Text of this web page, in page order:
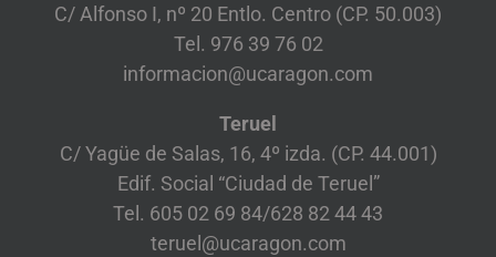
C/ Alfonso I, nº 20 Entlo. Centro (CP. 50.003)
Tel. 976 39 76 02
informacion@ucaragon.com
Teruel
C/ Yagüe de Salas, 16, 4º izda. (CP. 44.001)
Edif. Social “Ciudad de Teruel”
Tel. 605 02 69 84/628 82 44 43
teruel@ucaragon.com